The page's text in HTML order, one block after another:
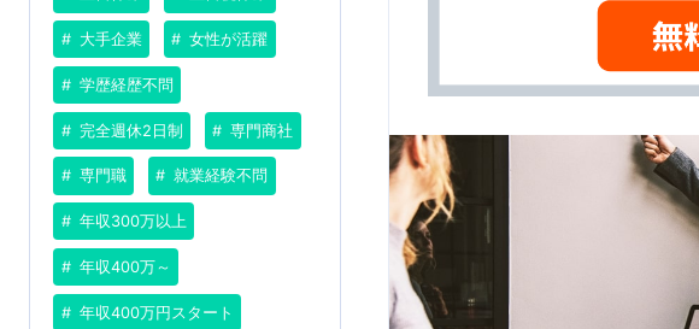
大手企業 女性が活躍
学歴経歴不問
完全週休2日制 専門商社
専門職 就業経験不問
年収300万以上
年収400万～
年収400万円スタート